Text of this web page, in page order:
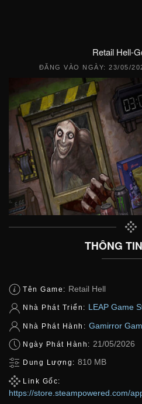
Retail Hell-
ĐĂNG VÀO NGÀY:23/05/
THÔNG
Tên Game: Retail Hell
Nhà Phát Triển: LEAP Game
Nhà Phát Hành: Gamirror
Ngày Phát Hành: 21/05/2026
Dung Lượng: 810 MB
Link Gốc:
https://store.steampowered.com/